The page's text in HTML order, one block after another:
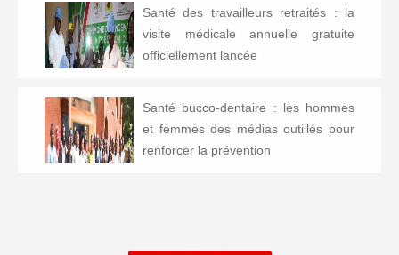
Santé des travailleurs retraités : la
visite médicale annuelle gratuite
officiellement lancée
Santé bucco-dentaire : les hommes
et femmes des médias outillés pour
renforcer la prévention